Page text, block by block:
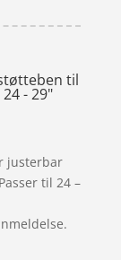
til
- 29"
justerbar
til 24 –